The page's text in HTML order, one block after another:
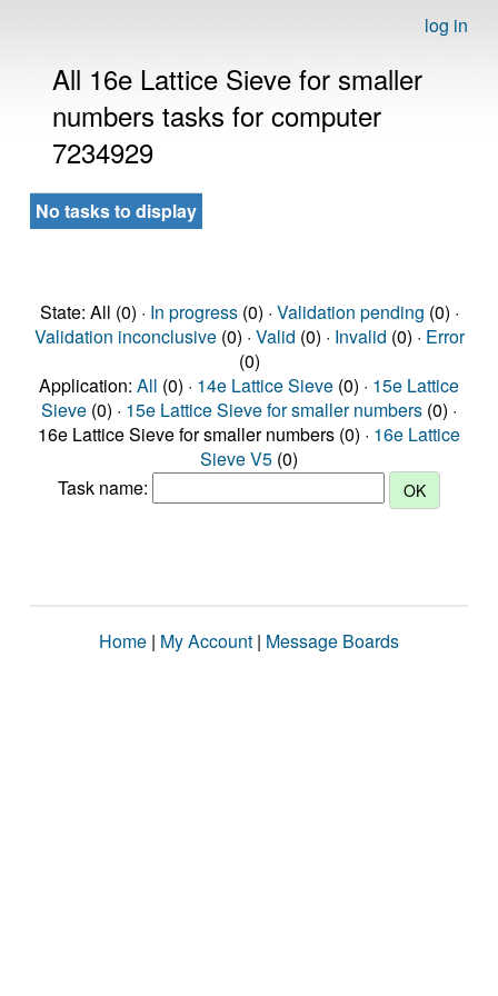
log in
All 16e Lattice Sieve for smaller
numbers tasks for computer
7234929
No tasks to display
State: All (0) · In progress(0) · Validation pending (0) ·
Validation inconclusive(0) · Valid (0) · Invalid (0) · Error
(0)
Application: All (0) · 14e Lattice Sieve (0) · 15e Lattice
Sieve (0) · 15e Lattice Sieve for smaller numbers (0) ·
16e Lattice Sieve for smaller numbers (0) · 16e Lattice
Sieve V5 (0)
Task name:
Home | My Account | Message Boards